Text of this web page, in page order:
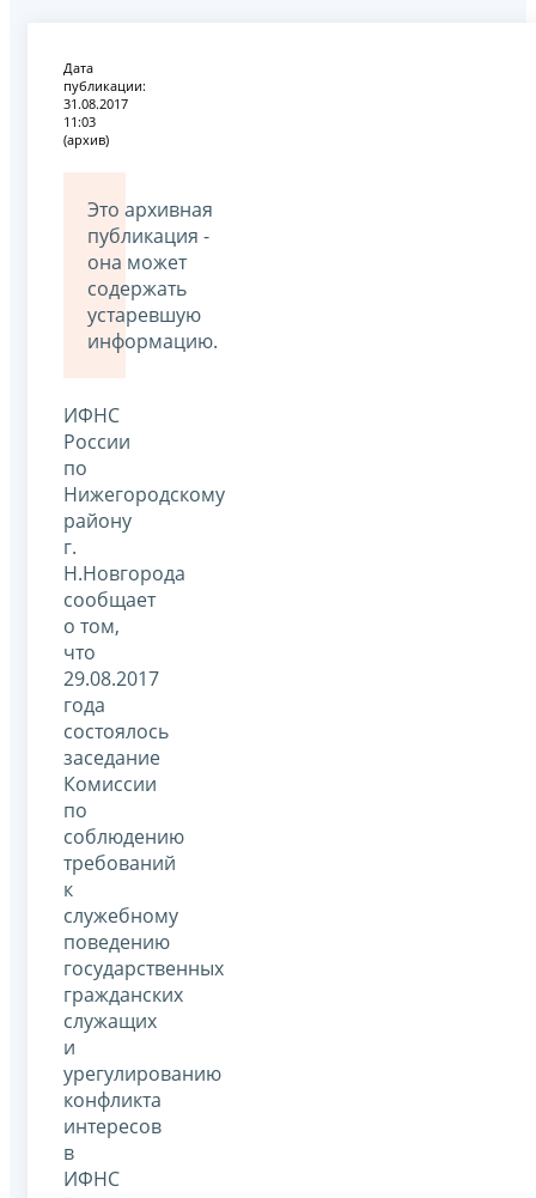
Дата
публикации:
31.08.2017
11:03
(архив)
Это архивная
публикация -
она может
содержать
устаревшую
информацию.
ИФНС
России
по
Нижегородскому
району
г.
Н.Новгорода
сообщает
о том,
что
29.08.2017
года
состоялось
заседание
Комиссии
по
соблюдению
требований
к
служебному
поведению
государственных
гражданских
служащих
и
урегулированию
конфликта
интересов
в
ИФНС